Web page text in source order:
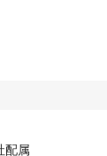
配属